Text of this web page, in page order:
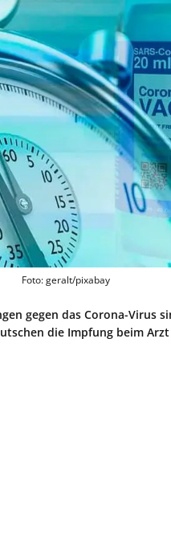
Foto: geralt/pixabay
gegen das Corona-Virus
die Impfung beim